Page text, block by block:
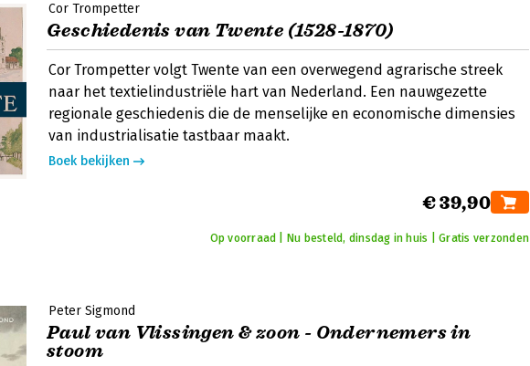
Cor Trompetter
Geschiedenis van Twente (1528-1870)
Cor Trompetter volgt Twente van een overwegend agrarische streek
naar het textielindustriële hart van Nederland. Een nauwgezette
regionale geschiedenis die de menselijke en economische dimensies
van industrialisatie tastbaar maakt.
Boek bekijken
€ 39,90
Op voorraad | Nu besteld, dinsdag in huis | Gratis verzonden
Peter Sigmond
Paul van Vlissingen & zoon - Ondernemers in
stoom